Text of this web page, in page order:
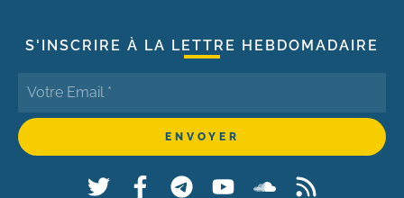
S'INSCRIRE À LA LETTRE HEBDOMADAIRE